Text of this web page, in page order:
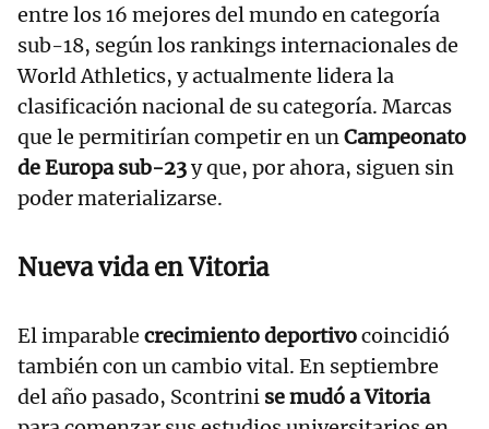
entre los 16 mejores del mundo en categoría
sub-18, según los rankings internacionales de
World Athletics, y actualmente lidera la
clasificación nacional de su categoría. Marcas
que le permitirían competir en unCampeonato
de Europa sub-23y que, por ahora, siguen sin
poder materializarse.
Nueva vida en Vitoria
El imparable crecimiento deportivocoincidió
también con un cambio vital. En septiembre
del año pasado, Scontrini se mudó a Vitoria